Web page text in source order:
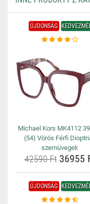
ÚJDONSÁG
Michael Kors MK4112
(54) Vörös Férfi
szemüvegek
42590 Ft36955
ÚJDONSÁG